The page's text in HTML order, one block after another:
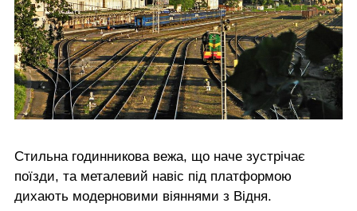
Стильна годинникова вежа, що наче зустрічає
поїзди, та металевий навіс під платформою
дихають модерновими віяннями з Відня.